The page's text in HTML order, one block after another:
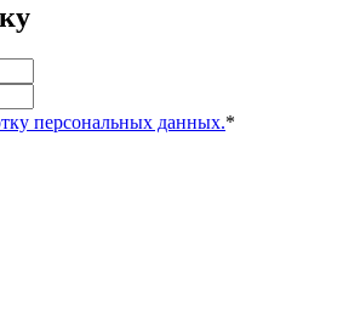
персональных данных.*